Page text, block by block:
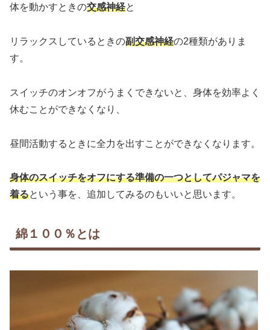
体を動かすときの交感神経と
リラックスしているときの副交感神経の2種類がありま
す。
スイッチのオンオフがうまくできないと、身体を効率よく
休むことができなくなり、
昼間活動するときに全力を出すことができなくなります。
身体のスイッチをオフにする準備の一つとしてパジャマを
着るという事を、追加してみるのもいいと思います。
綿１００％とは